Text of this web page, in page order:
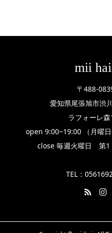
mii
〒488-
愛知県尾張旭市渋
ラフォーレ
open 9:00~19:00 （月曜日
close 毎週火曜日 第1
TEL：